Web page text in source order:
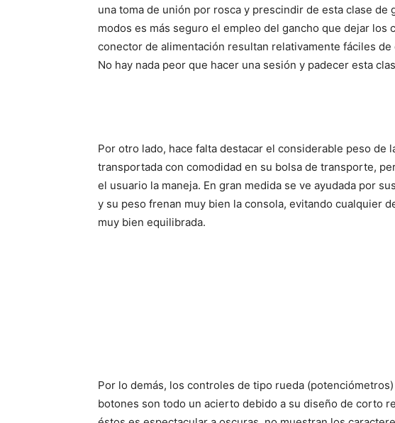
una toma de unión por rosca y prescindir de esta clase
modos es más seguro el empleo del gancho que dejar
conector de alimentación resultan relativamente fáciles
No hay nada peor que hacer una sesión y padecer esta
Por otro lado, hace falta destacar el considerable peso de
transportada con comodidad en su bolsa de transporte,
el usuario la maneja. En gran medida se ve ayudada por
y su peso frenan muy bien la consola, evitando cualquier
muy bien equilibrada.
Por lo demás, los controles de tipo rueda
botones son todo un acierto debido a su diseño de corto